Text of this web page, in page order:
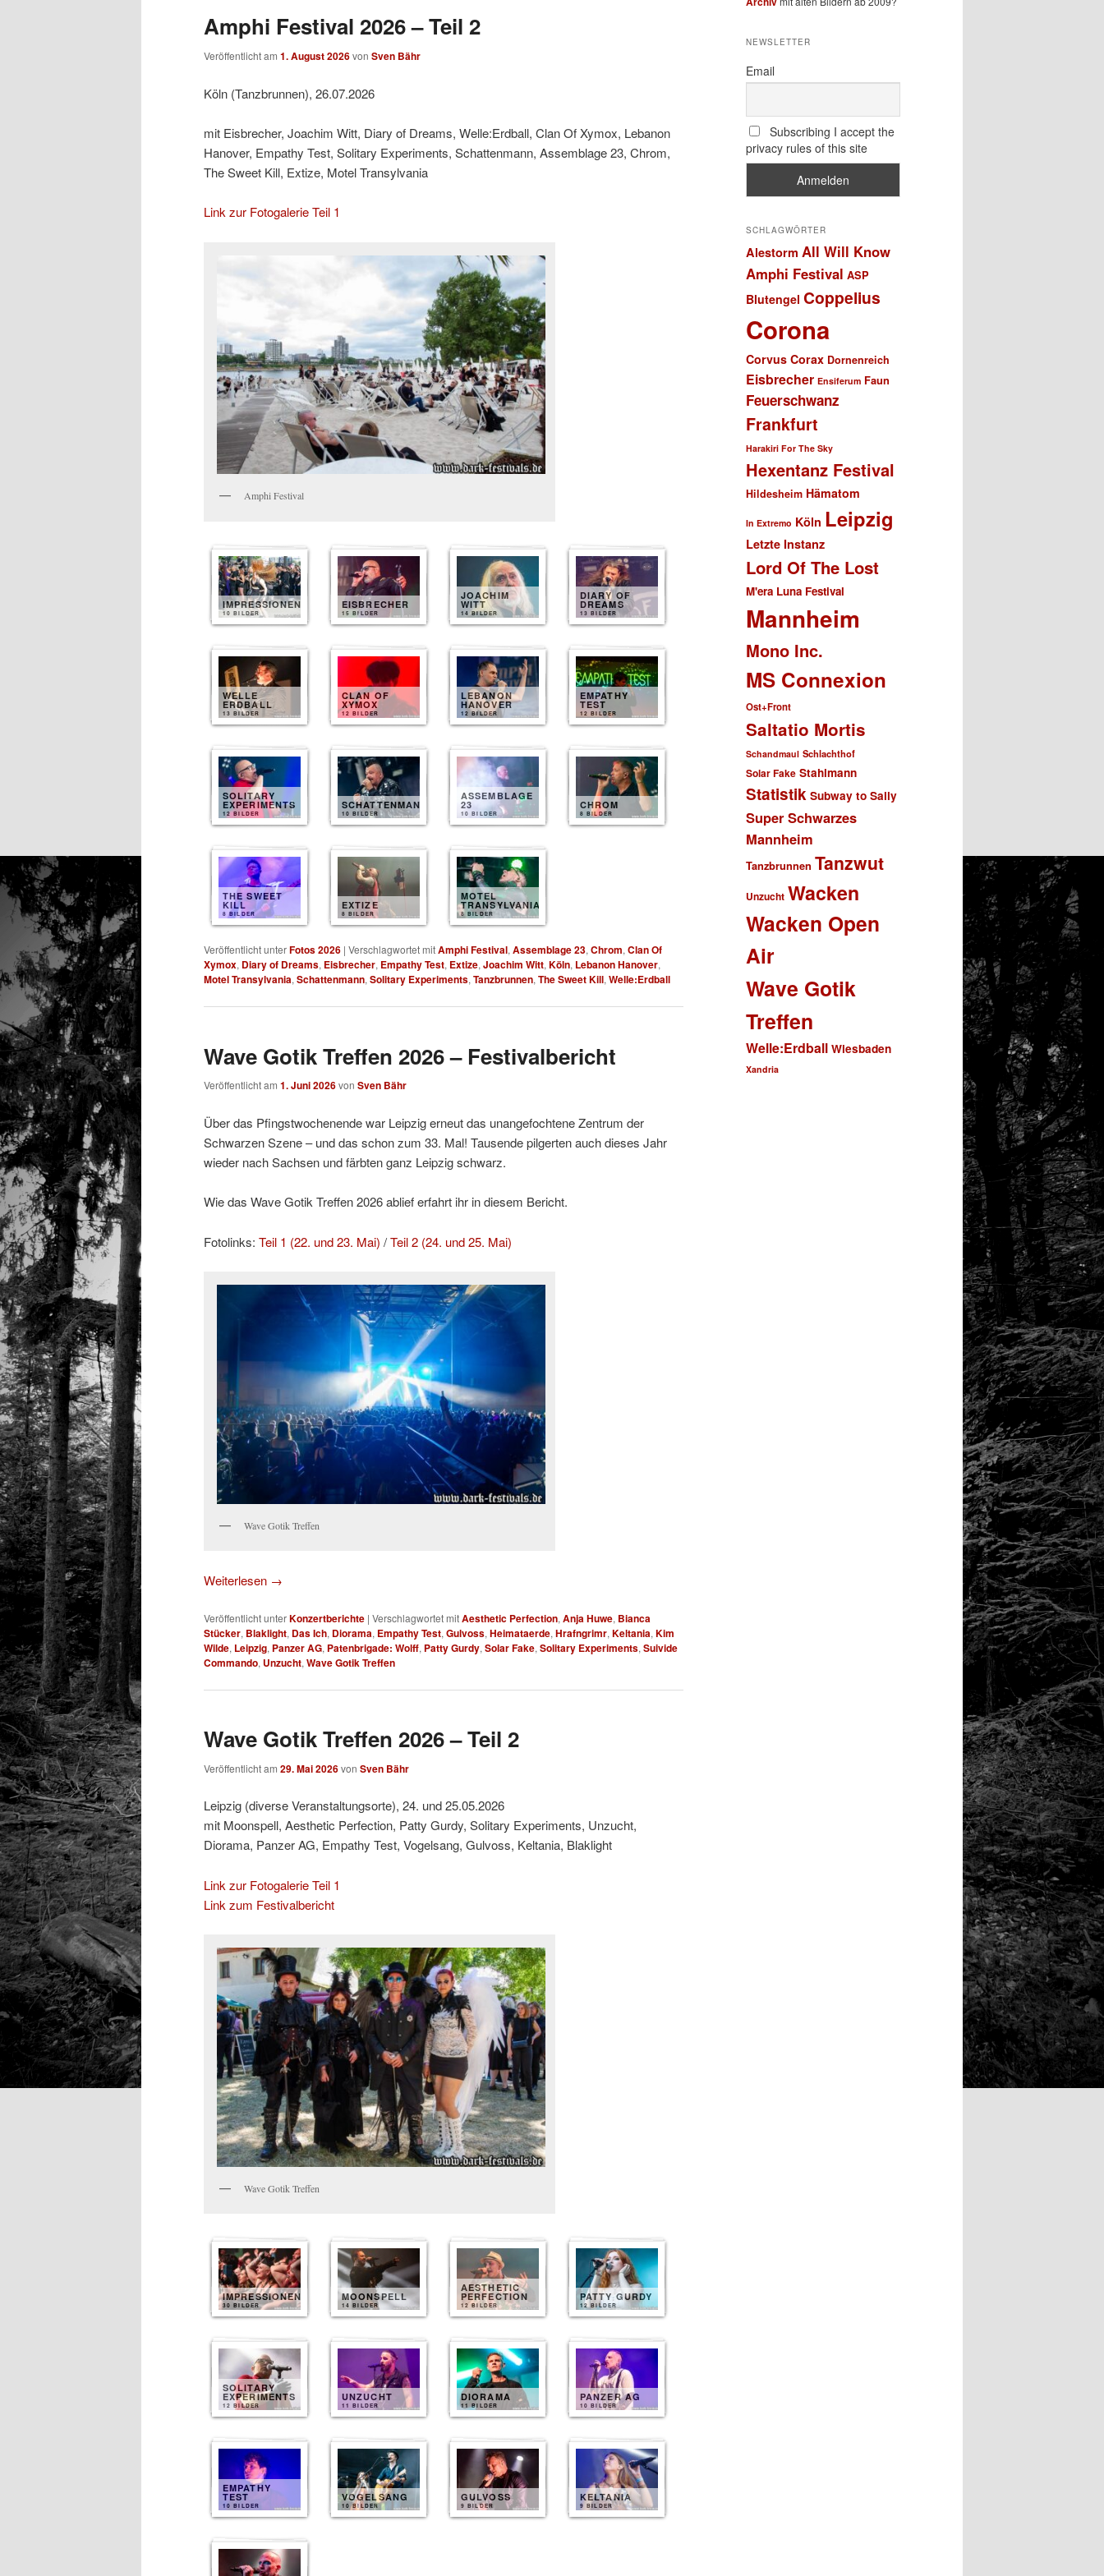
Amphi Festival 2026 – Teil 2
Veröffentlicht am 1. August 2026von Sven Bähr
Köln (Tanzbrunnen), 26.07.2026
mit Eisbrecher, Joachim Witt, Diary of Dreams, Welle:Erdball, Clan Of Xymox, Lebanon
Hanover, Empathy Test, Solitary Experiments, Schattenmann, Assemblage 23, Chrom,
The Sweet Kill, Extize, Motel Transylvania
Link zur Fotogalerie Teil 1
Amphi Festival
IMPRESSIONEN
10 BILDER
EISBRECHER
15 BILDER
JOACHIM
WITT
14 BILDER
DIARY OF
DREAMS
13 BILDER
WELLE
ERDBALL
13 BILDER
CLAN OF
XYMOX
12 BILDER
LEBANON
HANOVER
12 BILDER
EMPATHY
TEST
12 BILDER
SOLITARY
EXPERIMENTS
12 BILDER
SCHATTENMANN
10 BILDER
ASSEMBLAGE
23
10 BILDER
CHROM
8 BILDER
THE SWEET
KILL
8 BILDER
EXTIZE
8 BILDER
MOTEL
TRANSYLVANIA
8 BILDER
Veröffentlicht unterFotos 2026 | Verschlagwortet mitAmphi Festival, Assemblage 23, Chrom, Clan Of
Xymox, Diary of Dreams, Eisbrecher, Empathy Test, Extize, Joachim Witt, Köln, Lebanon Hanover,
Motel Transylvania, Schattenmann, Solitary Experiments, Tanzbrunnen, The Sweet Kill, Welle:Erdball
Wave Gotik Treffen 2026 – Festivalbericht
Veröffentlicht am 1. Juni 2026von Sven Bähr
Über das Pfingstwochenende war Leipzig erneut das unangefochtene Zentrum der
Schwarzen Szene – und das schon zum 33. Mal! Tausende pilgerten auch dieses Jahr
wieder nach Sachsen und färbten ganz Leipzig schwarz.
Wie das Wave Gotik Treffen 2026 ablief erfahrt ihr in diesem Bericht.
Fotolinks: Teil 1 (22. und 23. Mai) /Teil 2 (24. und 25. Mai)
Wave Gotik Treffen
Weiterlesen →
Veröffentlicht unterKonzertberichte | Verschlagwortet mitAesthetic Perfection, Anja Huwe, Bianca
Stücker, Blaklight, Das Ich, Diorama, Empathy Test, Gulvoss, Heimataerde, Hrafngrimr, Keltania, Kim
Wilde, Leipzig, Panzer AG, Patenbrigade: Wolff, Patty Gurdy, Solar Fake, Solitary Experiments, Suivide
Commando, Unzucht, Wave Gotik Treffen
Wave Gotik Treffen 2026 – Teil 2
Veröffentlicht am 29. Mai 2026von Sven Bähr
Leipzig (diverse Veranstaltungsorte), 24. und 25.05.2026
mit Moonspell, Aesthetic Perfection, Patty Gurdy, Solitary Experiments, Unzucht,
Diorama, Panzer AG, Empathy Test, Vogelsang, Gulvoss, Keltania, Blaklight
Link zur Fotogalerie Teil 1
Link zum Festivalbericht
Wave Gotik Treffen
IMPRESSIONEN
30 BILDER
MOONSPELL
14 BILDER
AESTHETIC
PERFECTION
12 BILDER
PATTY GURDY
12 BILDER
SOLITARY
EXPERIMENTS
12 BILDER
UNZUCHT
11 BILDER
DIORAMA
11 BILDER
PANZER AG
10 BILDER
EMPATHY
TEST
10 BILDER
VOGELSANG
10 BILDER
GULVOSS
9 BILDER
KELTANIA
9 BILDER
NEWSLETTER
Email
Subscribing I accept the
privacy rules of this site
SCHLAGWÖRTER
Alestorm All Will Know
Amphi Festival ASP
Blutengel Coppelius
Corona
Corvus Corax Dornenreich
Eisbrecher Ensiferum Faun
Feuerschwanz
Frankfurt
Harakiri For The Sky
Hexentanz Festival
Hildesheim Hämatom
In Extremo Köln Leipzig
Letzte Instanz
Lord Of The Lost
M'era Luna Festival
Mannheim
Mono Inc.
MS Connexion
Ost+Front
Saltatio Mortis
Schandmaul Schlachthof
Solar Fake Stahlmann
Statistik Subway to Sally
Super Schwarzes
Mannheim
Tanzbrunnen Tanzwut
Unzucht Wacken
Wacken Open
Air
Wave Gotik
Treffen
Welle:Erdball Wiesbaden
Xandria